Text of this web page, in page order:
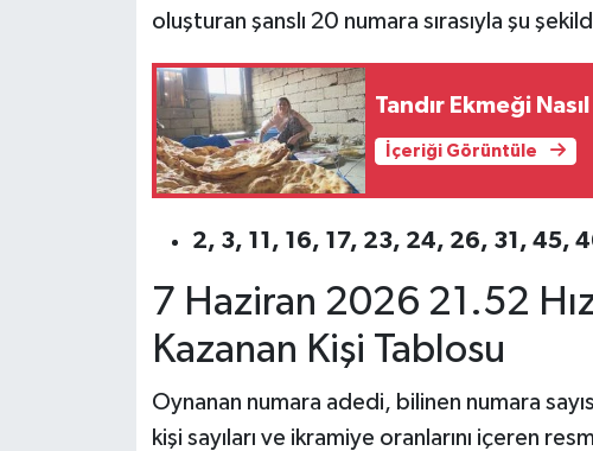
oluşturan şanslı 20 numara sırasıyla şu
Tandır Ekmeği
İçeriği Görüntüle
2, 3, 11, 16, 17, 23, 24, 26, 31, 45,
7 Haziran 2026 21.52
Kazanan Kişi Tablosu
Oynanan numara adedi, bilinen numara
kişi sayıları ve ikramiye oranlarını içeren